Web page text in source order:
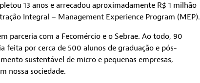
13 anos e arrecadou aproximadamente R$ 1 milhão
Integral – Management Experience Program (MEP).
parceria com a Fecomércio e o Sebrae. Ao todo, 90
por cerca de 500 alunos de graduação e pós-
sustentável de micro e pequenas empresas,
nossa sociedade.